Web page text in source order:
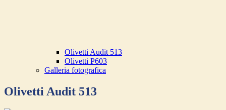
Olivetti Audit 513
Olivetti P603
Galleria fotografica
Olivetti Audit 513